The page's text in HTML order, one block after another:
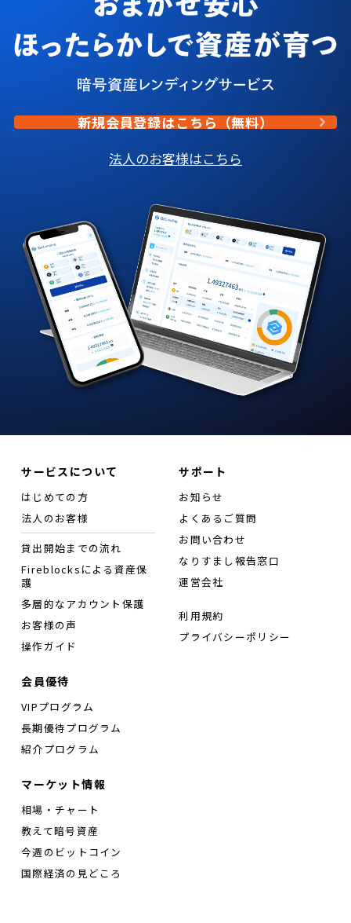
新規会員登録はこちら（無料）
法人のお客様はこちら
サービスについて
はじめての方
法人のお客様
貸出開始までの流れ
Fireblocksによる資産保
護
多層的なアカウント保護
お客様の声
操作ガイド
会員優待
VIPプログラム
長期優待プログラム
紹介プログラム
マーケット情報
相場・チャート
教えて暗号資産
今週のビットコイン
国際経済の見どころ
サポート
お知らせ
よくあるご質問
お問い合わせ
なりすまし報告窓口
運営会社
利用規約
プライバシーポリシー